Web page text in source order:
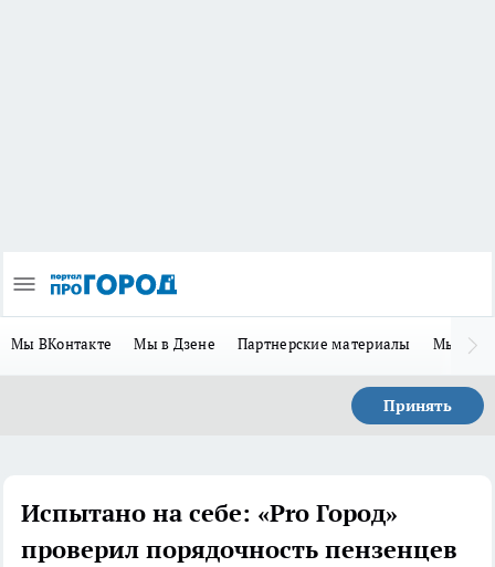
Мы ВКонтакте Мы в Дзене Партнерские материалы Мы в
Принять
Испытано на себе: «Pro Город»
проверил порядочность пензенцев